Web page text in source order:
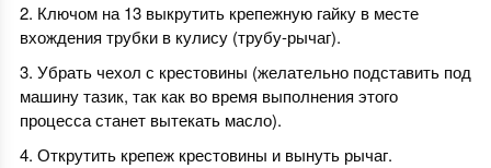
Ключом на 13 выкрутить крепежную гайку в месте
вхождения трубки в кулису (трубу-рычаг).
Убрать чехол с крестовины (желательно подставить под
машину тазик, так как во время выполнения этого
процесса станет вытекать масло).
Открутить крепеж крестовины и вынуть рычаг.